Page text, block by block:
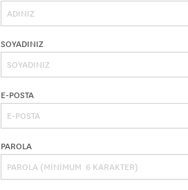
SOYADINIZ
E-POSTA
PAROLA